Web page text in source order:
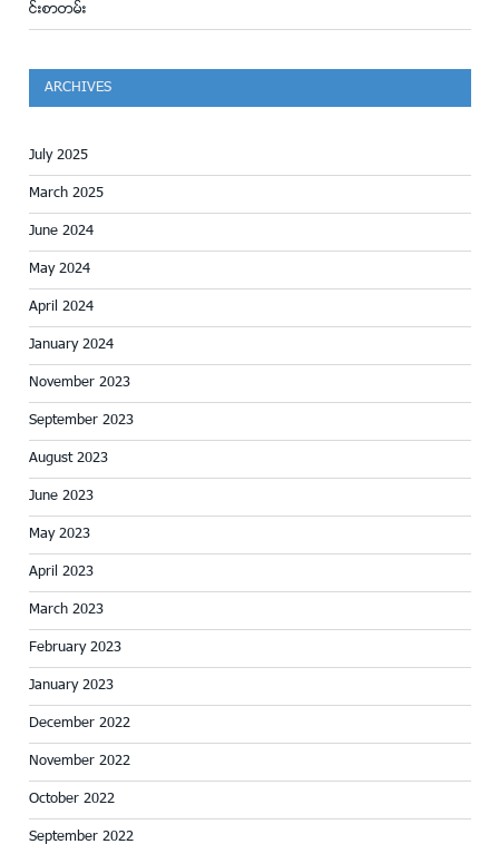
င္းစာတမ္း
ARCHIVES
July 2025
March 2025
June 2024
May 2024
April 2024
January 2024
November 2023
September 2023
August 2023
June 2023
May 2023
April 2023
March 2023
February 2023
January 2023
December 2022
November 2022
October 2022
September 2022